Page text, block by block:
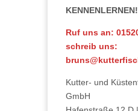
KENNENLERNEN!
Ruf uns an:
schreib uns:
Kutter- und
GmbH